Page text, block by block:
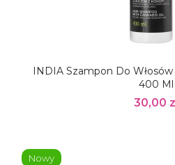
INDIA Szampon Do
400 Ml
30,00
Nowy